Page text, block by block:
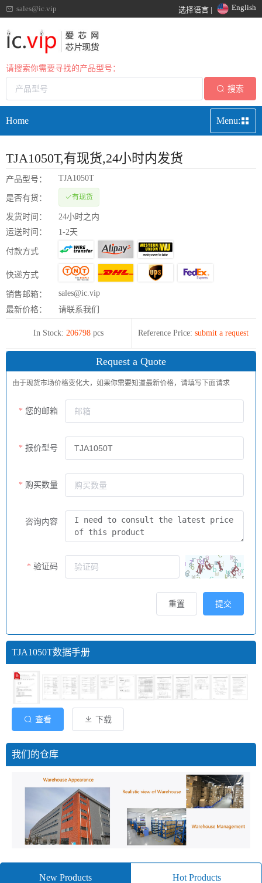
sales@ic.vip 选择语言 | English
请搜索你需要寻找的产品型号：
搜索
Home Menu:
TJA1050T,有现货,24小时内发货
产品型号： TJA1050T
是否有货： 有现货
发货时间：
24小时之内
运送时间：
1-2天
付款方式
快递方式
销售邮箱：
sales@ic.vip
最新价格：
请联系我们
In Stock: 206798 pcs Reference Price: submit a request
Request a Quote
由于现货市场价格变化大，如果你需要知道最新价格，请填写下面请求
您的邮箱
报价型号
购买数量
咨询内容
验证码
提交
重置
TJA1050T数据手册
查看 下载
我们的仓库
New Products Hot Products